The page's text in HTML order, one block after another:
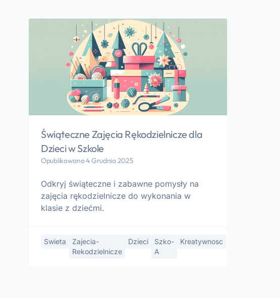
Świąteczne Zajęcia Rękodzielnicze dla
Dzieci w Szkole
Opublikowano 4 Grudnia 2025
Odkryj świąteczne i zabawne pomysły na
zajęcia rękodzielnicze do wykonania w
klasie z dziećmi.
Swieta
Zajecia-
Rekodzielnicze
Dzieci
Szko-
A
Kreatywnosc